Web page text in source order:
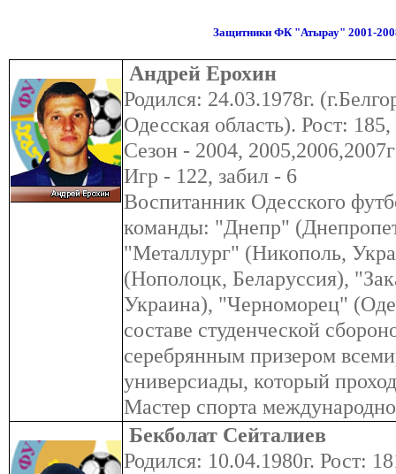
Защитники ФК "Атырау" 2001-
Андрей Ерохин
Родился: 24.03.1978г.
Одесская область). Рост: 185,
Сезон - 2004, 2005,2006,2007г
Игр - 122, забил - 6
Воспитанник Одесского
команды: "Днепр"
"Металлург" (Никополь,
(Нополоцк, Беларуссия),
Украина), "Черноморец"
составе студенческой
серебрянным призером
универсиады, который
Мастер спорта
Бекболат Сейталиев
Родился: 10.04.1980г. Рост: